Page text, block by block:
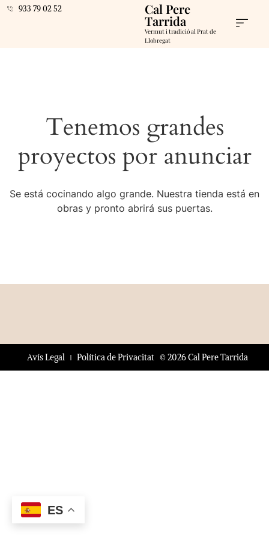
933 79 02 52 Cal Pere
Tarrida
Vermut i tradició al Prat de
Llobregat
Tenemos grandes
proyectos por anunciar
Se está cocinando algo grande. Nuestra tienda está en
obras y pronto abrirá sus puertas.
© 2026 Cal Pere Tarrida
Avís Legal Política de Privacitat
ES